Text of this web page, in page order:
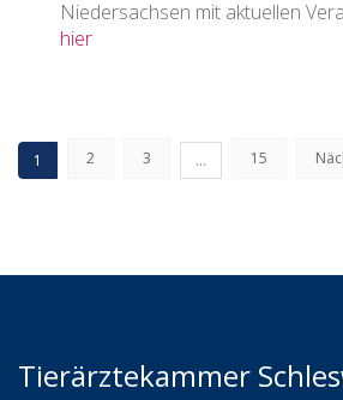
Niedersachsen mit aktuellen
hier
1 2 3 … 15
Tierärztekammer